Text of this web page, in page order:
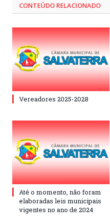
CONTEÚDO RELACIONADO
Vereadores 2025-2028
Até o momento, não foram
elaboradas leis municipais
vigentes no ano de 2024